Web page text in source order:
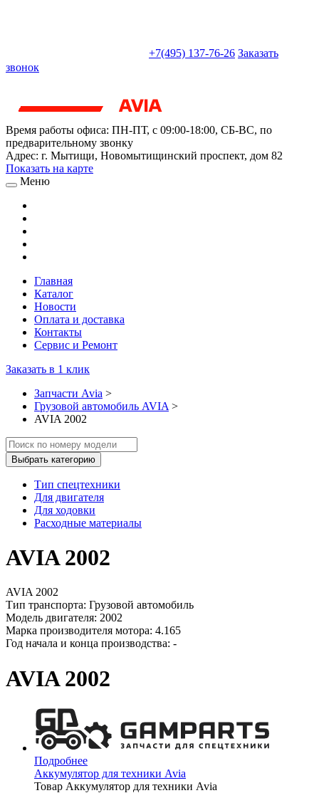
+7(495) 137-76-26 Заказать
звонок
Время работы офиса: ПН-ПТ, с 09:00-18:00, СБ-ВС, по
предварительному звонку
Адрес: г. Мытищи, Новомытищинский проспект, дом 82
Показать на карте
Меню
Главная
Каталог
Новости
Оплата и доставка
Контакты
Сервис и Ремонт
Заказать в 1 клик
Запчасти Avia >
Грузовой автомобиль AVIA >
AVIA 2002
Выбрать категорию
Тип спецтехники
Для двигателя
Для ходовки
Расходные материалы
AVIA 2002
AVIA 2002
Тип транспорта: Грузовой автомобиль
Модель двигателя: 2002
Марка производителя мотора: 4.165
Год начала и конца производства: -
AVIA 2002
Подробнее
Аккумулятор для техники Avia
Товар Аккумулятор для техники Avia